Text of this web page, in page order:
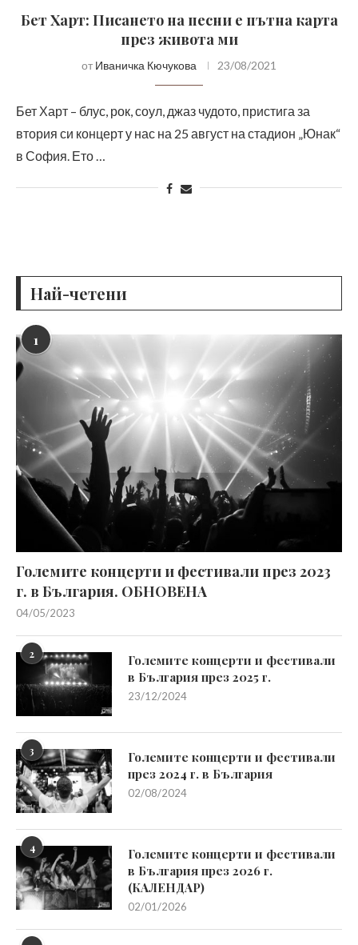
Бет Харт: Писането на песни е пътна карта
през живота ми
от Иваничка Кючукова 23/08/2021
Бет Харт – блус, рок, соул, джаз чудото, пристига за
втория си концерт у нас на 25 август на стадион „Юнак“
в София. Ето …
Най-четени
1
Големите концерти и фестивали през 2023
г. в България. ОБНОВЕНА
04/05/2023
2
Големите концерти и фестивали
в България през 2025 г.
23/12/2024
3
Големите концерти и фестивали
през 2024 г. в България
02/08/2024
4
Големите концерти и фестивали
в България през 2026 г.
(КАЛЕНДАР)
02/01/2026